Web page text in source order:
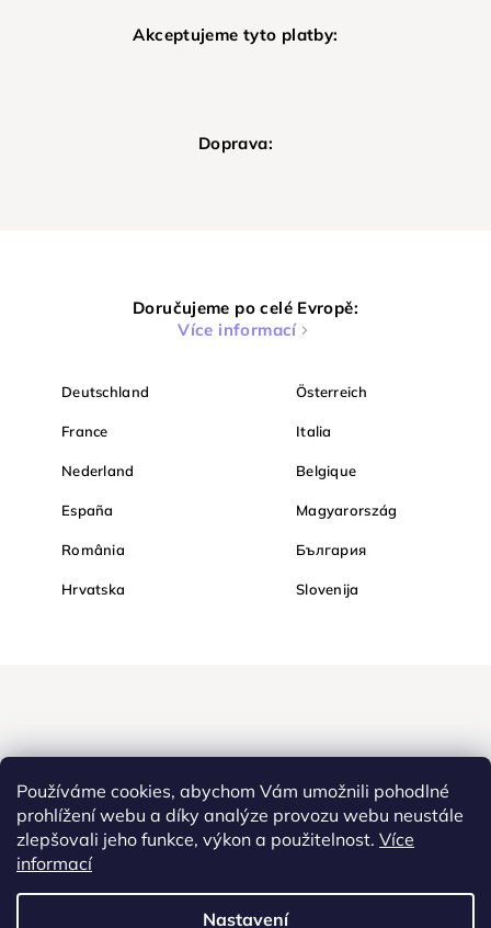
Používáme cookies, abychom Vám umožnili pohodlné
prohlížení webu a díky analýze provozu webu neustále
zlepšovali jeho funkce, výkon a použitelnost. Více
informací
Nastavení
Akceptujeme tyto platby:
Doprava:
Doručujeme po celé Evropě:
Více informací
Deutschland Österreich
France Italia
Nederland Belgique
España Magyarország
România България
Hrvatska Slovenija
Nakupujte na Diamondi bezpečně a bez obav. Díky HTTPS